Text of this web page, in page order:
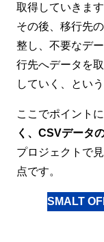
取得していきます
その後、移行先
整し、不要なデ
行先へデータを
していく、とい
ここでポイントに
く、CSVデータ
プロジェクトで
点です。
SMALT